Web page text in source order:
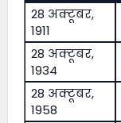
28 अक्टूबर,
1911
28 अक्टूबर,
1934
28 अक्टूबर,
1958